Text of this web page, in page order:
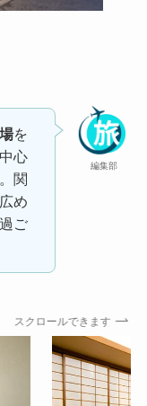
編集部
を
心
関
め
ご
スクロールできます